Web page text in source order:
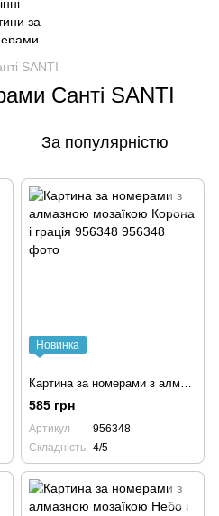
SANTI
Санті SANTI
За популярністю
Новинка
Картина за номерами з алмазною мозаїкою Корона і грація 956348
585 грн
Артикул
956348
Складність 4/5